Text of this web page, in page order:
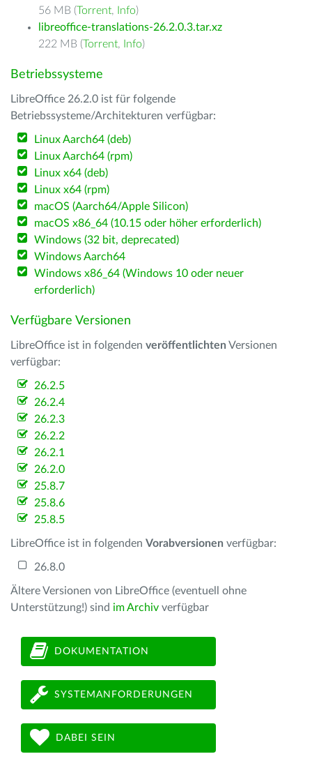
56 MB (Torrent, Info)
libreoffice-translations-26.2.0.3.tar.xz
222 MB (Torrent, Info)
Betriebssysteme
LibreOffice 26.2.0 ist für folgende
Betriebssysteme/Architekturen verfügbar:
Linux Aarch64 (deb)
Linux Aarch64 (rpm)
Linux x64 (deb)
Linux x64 (rpm)
macOS (Aarch64/Apple Silicon)
macOS x86_64 (10.15 oder höher erforderlich)
Windows (32 bit, deprecated)
Windows Aarch64
Windows x86_64 (Windows 10 oder neuer
erforderlich)
Verfügbare Versionen
LibreOffice ist in folgenden veröffentlichten Versionen
verfügbar:
26.2.5
26.2.4
26.2.3
26.2.2
26.2.1
26.2.0
25.8.7
25.8.6
25.8.5
LibreOffice ist in folgenden Vorabversionen verfügbar:
26.8.0
Ältere Versionen von LibreOffice (eventuell ohne
Unterstützung!) sind im Archiv verfügbar
DOKUMENTATION
SYSTEMANFORDERUNGEN
DABEI SEIN